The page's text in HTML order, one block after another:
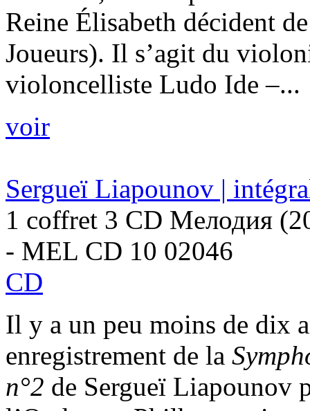
Reine Élisabeth décident
Joueurs). Il s’agit du
violoncelliste Ludo Ide –...
voir
Sergueï Liapounov |
1 coffret 3 CD Μелодия
- MEL CD 10 02046
CD
Il y a un peu moins de dix
enregistrement de la
n°2 de Sergueï Liapounov